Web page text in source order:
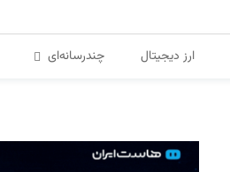
ارز دیجیتال چندرسانه‌ای